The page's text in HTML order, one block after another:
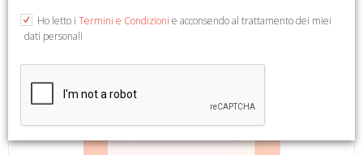
Ho letto i Termini e Condizioni e acconsendo al trattamento dei miei
dati personali